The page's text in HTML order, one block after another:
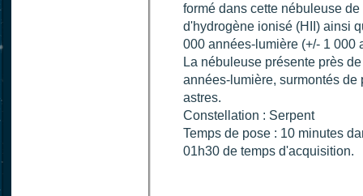
formé dans cette nébuleuse
d'hydrogène ionisé (HII) ainsi
000 années-lumière (+/- 1 000
La nébuleuse présente près
années-lumière, surmontés
astres.
Constellation : Serpent
Temps de pose : 10 minutes
01h30 de temps d'acquisition.